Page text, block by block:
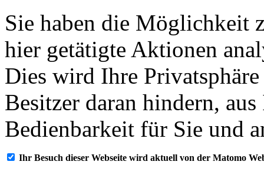
Sie haben die Möglichkeit
hier getätigte Aktionen
Dies wird Ihre
Besitzer daran hindern,
Bedienbarkeit für Sie und
Ihr Besuch dieser Webseite wird aktuell von der Matomo